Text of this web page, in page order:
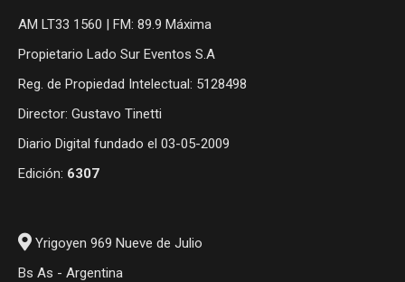
AM LT33 1560 | FM: 89.9 Máxima
Propietario Lado Sur Eventos S.A
Reg. de Propiedad Intelectual: 5128498
Director: Gustavo Tinetti
Diario Digital fundado el 03-05-2009
Edición: 6307
Yrigoyen 969 Nueve de Julio
Bs As - Argentina